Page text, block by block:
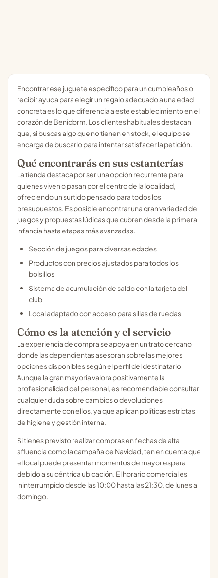
Encontrar ese juguete específico para un cumpleaños o
recibir ayuda para elegir un regalo adecuado a una edad
concreta es lo que diferencia a este establecimiento en el
corazón de Benidorm. Los clientes habituales destacan
que, si buscas algo que no tienen en stock, el equipo se
encarga de buscarlo para intentar satisfacer la petición.
Qué encontrarás en sus estanterías
La tienda destaca por ser una opción recurrente para
quienes viven o pasan por el centro de la localidad,
ofreciendo un surtido pensado para todos los
presupuestos. Es posible encontrar una gran variedad de
juegos y propuestas lúdicas que cubren desde la primera
infancia hasta etapas más avanzadas.
Sección de juegos para diversas edades
Productos con precios ajustados para todos los
bolsillos
Sistema de acumulación de saldo con la tarjeta del
club
Local adaptado con acceso para sillas de ruedas
Cómo es la atención y el servicio
La experiencia de compra se apoya en un trato cercano
donde las dependientas asesoran sobre las mejores
opciones disponibles según el perfil del destinatario.
Aunque la gran mayoría valora positivamente la
profesionalidad del personal, es recomendable consultar
cualquier duda sobre cambios o devoluciones
directamente con ellos, ya que aplican políticas estrictas
de higiene y gestión interna.
Si tienes previsto realizar compras en fechas de alta
afluencia como la campaña de Navidad, ten en cuenta que
el local puede presentar momentos de mayor espera
debido a su céntrica ubicación. El horario comercial es
ininterrumpido desde las 10:00 hasta las 21:30, de lunes a
domingo.